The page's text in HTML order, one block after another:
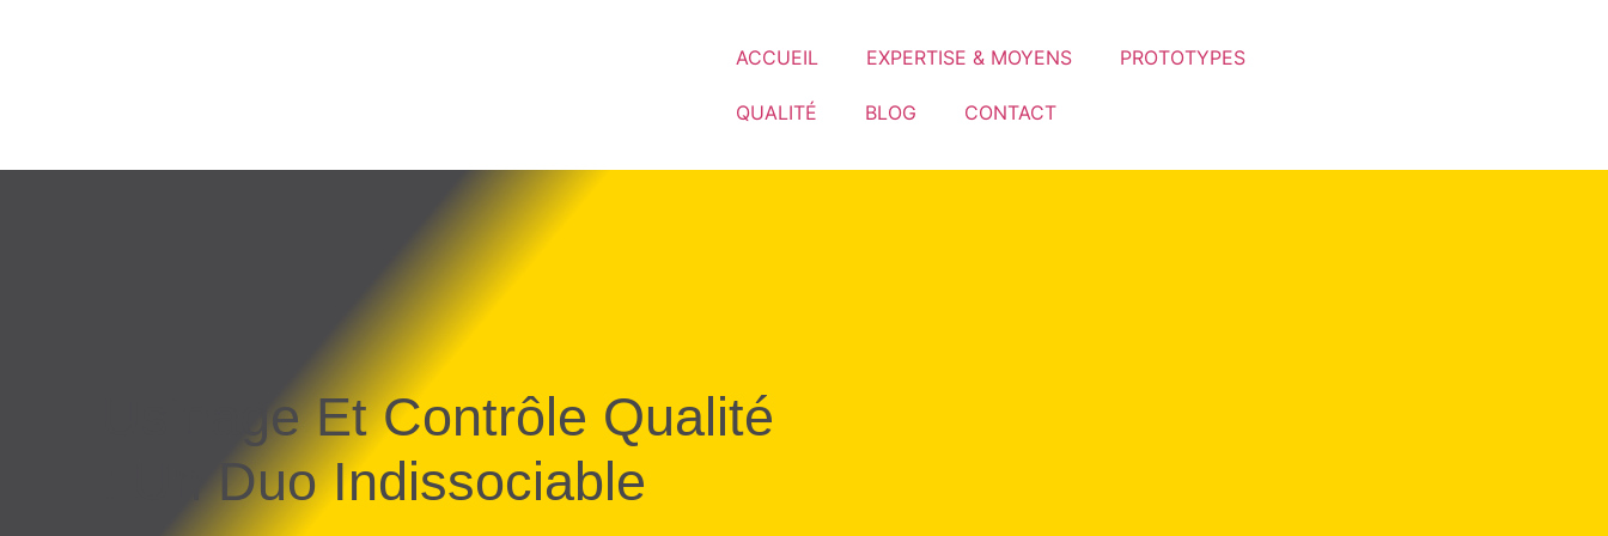
ACCUEIL EXPERTISE & MOYENS PROTOTYPES
QUALITÉ BLOG CONTACT
Usinage Et Contrôle Qualité
: Un Duo Indissociable